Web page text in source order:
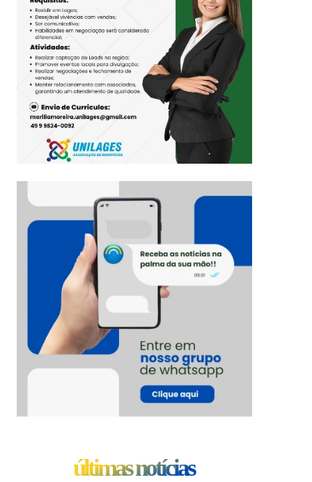
últimas notícias